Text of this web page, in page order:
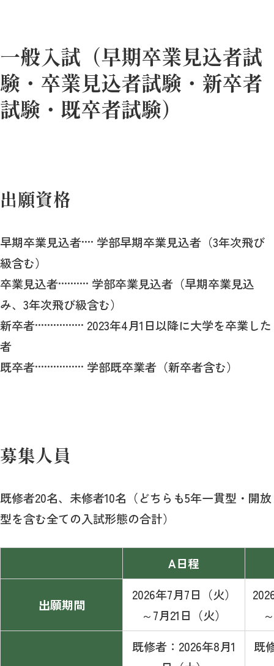
一般入試（早期卒業見込者試
験・卒業見込者試験・新卒者
試験・既卒者試験）
出願資格
早期卒業見込者···· 学部早期卒業見込者（3年次飛び
級含む）
卒業見込者·········· 学部卒業見込者（早期卒業見込
み、3年次飛び級含む）
新卒者················ 2023年4月1日以降に大学を卒業した
者
既卒者················ 学部既卒業者（新卒者含む）
募集人員
既修者20名、未修者10名（どちらも5年一貫型・開放
型を含む全ての入試形態の合計）
A日程
出願期間
2026年7月7日（火）
～7月21日（火）
既修者：2026年8月1
既